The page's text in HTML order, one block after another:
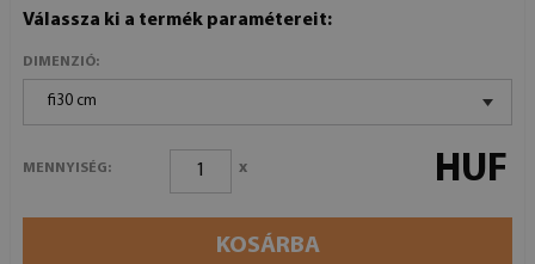
Válassza ki a termék paramétereit:
DIMENZIÓ:
fi30 cm
MENNYISÉG: x HUF
KOSÁRBA